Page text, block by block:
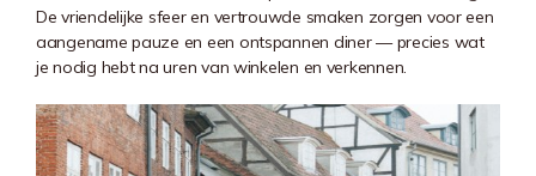
De vriendelijke sfeer en vertrouwde smaken zorgen voor een
aangename pauze en een ontspannen diner — precies wat
je nodig hebt na uren van winkelen en verkennen.